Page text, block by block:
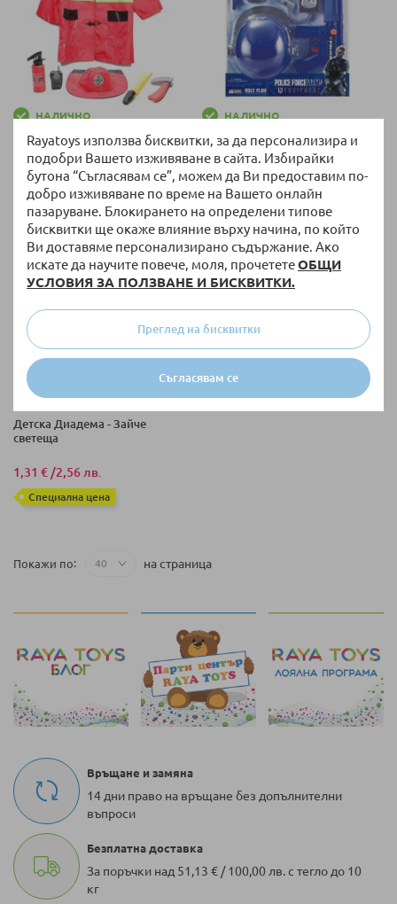
Rayatoys използва бисквитки, за да персонализира и
подобри Вашето изживяване в сайта. Избирайки
бутона “Съгласявам се”, можем да Ви предоставим по-
добро изживяване по време на Вашето онлайн
пазаруване. Блокирането на определени типове
бисквитки ще окаже влияние върху начина, по който
Ви доставяме персонализирано съдържание. Ако
искате да научите повече, моля, прочететеОБЩИ
УСЛОВИЯ ЗА ПОЛЗВАНЕ И БИСКВИТКИ.
Съгласявам се
Преглед на бисквитки
НАЛИЧНО
Детски костюм Пожарникар
Raya Toys с аксесоари
20,40 €
НАЛИЧНО
Полицейски комплект Raya
Toys 7 части
15,29 € 29,90 лв.
НАЛИЧНО
Детска Диадема - Зайче
светеща
1,31 € /2,56 лв.
Специална цена
Покажи по на страница
Връщане и замяна
14 дни право на връщане без допълнителни
въпроси
Безплатна доставка
За поръчки над 51,13 € / 100,00 лв. с тегло до 10
кг